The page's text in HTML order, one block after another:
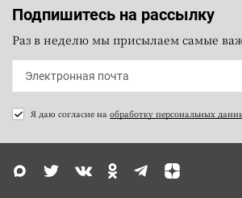
Подпишитесь на рассылку
Раз в неделю мы присылаем самые
Я даю согласие на обработку персональных